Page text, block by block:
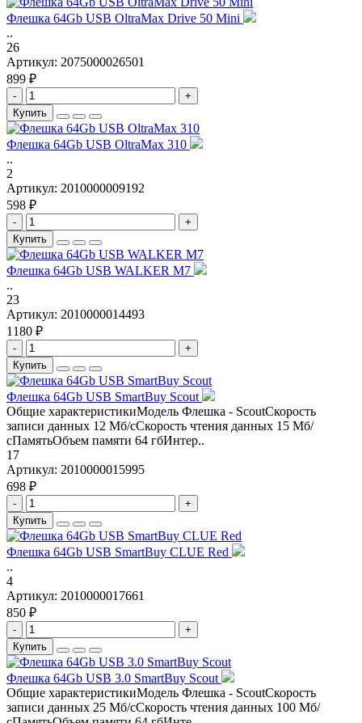
Флешка 64Gb USB OltraMax Drive 50 Mini
..
26
Артикул: 2075000026501
899 ₽
-
+
Купить
Флешка 64Gb USB OltraMax 310
..
2
Артикул: 2010000009192
598 ₽
-
+
Купить
Флешка 64Gb USB WALKER M7
..
23
Артикул: 2010000014493
1180 ₽
-
+
Купить
Флешка 64Gb USB SmartBuy Scout
Общие характеристикиМодель Флешка - ScoutСкорость
записи данных 12 Мб/сСкорость чтения данных 15 Мб/
сПамятьОбъем памяти 64 гбИнтер..
17
Артикул: 2010000015995
698 ₽
-
+
Купить
Флешка 64Gb USB SmartBuy CLUE Red
..
4
Артикул: 2010000017661
850 ₽
-
+
Купить
Флешка 64Gb USB 3.0 SmartBuy Scout
Общие характеристикиМодель Флешка - ScoutСкорость
записи данных 25 Мб/сСкорость чтения данных 100 Мб/